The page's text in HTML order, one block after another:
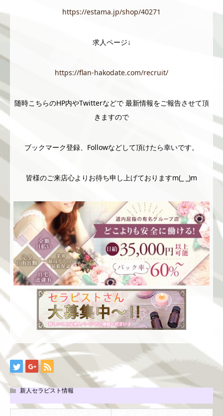
https://estama.jp/shop/40271
求人ページ↓
https://flan-hakodate.com/recruit/
随時こちらのHP内やTwitterなどで 最新情報をご報告させて頂
きますので
ブックマーク登録、Followなどして頂けたら幸いです。
皆様のご来店心よりお待ち申し上げておりますm(_ _)m
新人セラピスト情報